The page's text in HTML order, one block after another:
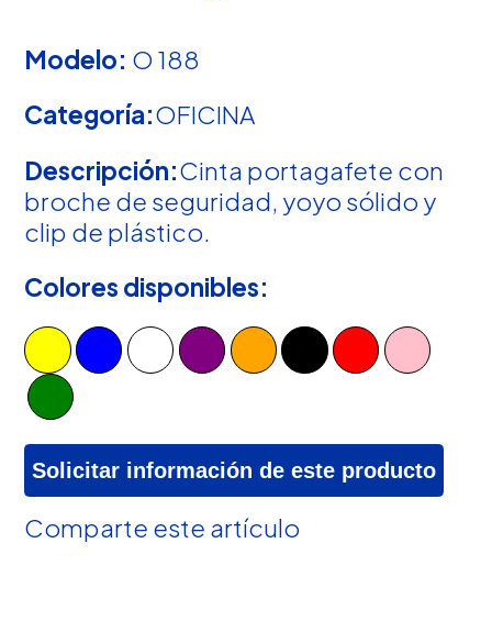
Modelo: O 188
Categoría:OFICINA
Descripción:Cinta portagafete con
broche de seguridad, yoyo sólido y
clip de plástico.
Colores disponibles:
Solicitar información de este producto
Comparte este artículo